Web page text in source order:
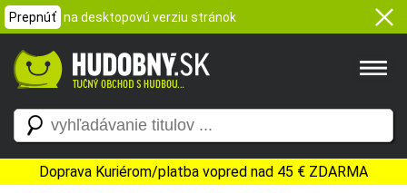
Prepnúť na desktopovú verziu stránok
Doprava Kuriérom/platba vopred nad 45 € ZDARMA